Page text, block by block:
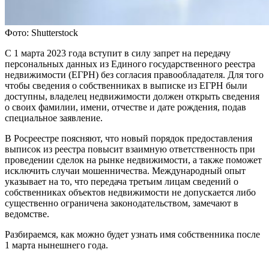
Фото: Shutterstock
С 1 марта 2023 года вступит в силу запрет на передачу
персональных данных из Единого государственного реестра
недвижимости (ЕГРН) без согласия правообладателя. Для того
чтобы сведения о собственниках в выписке из ЕГРН были
доступны, владелец недвижимости должен открыть сведения
о своих фамилии, имени, отчестве и дате рождения, подав
специальное заявление.
В Росреестре поясняют, что новый порядок предоставления
выписок из реестра повысит взаимную ответственность при
проведении сделок на рынке недвижимости, а также поможет
исключить случаи мошенничества. Международный опыт
указывает на то, что передача третьим лицам сведений о
собственниках объектов недвижимости не допускается либо
существенно ограничена законодательством, замечают в
ведомстве.
Разбираемся, как можно будет узнать имя собственника после
1 марта нынешнего года.